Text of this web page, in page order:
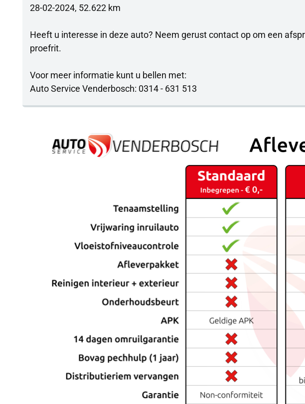
28-02-2024, 52.622 km
Heeft u interesse in deze auto? Neem gerust contact op om een
proefrit.
Voor meer informatie kunt u bellen met:
Auto Service Venderbosch: 0314 - 631 513